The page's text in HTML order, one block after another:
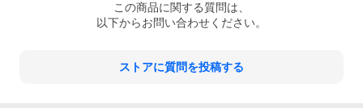
この商品に関する質問は、
以下からお問い合わせください。
ストアに質問を投稿する